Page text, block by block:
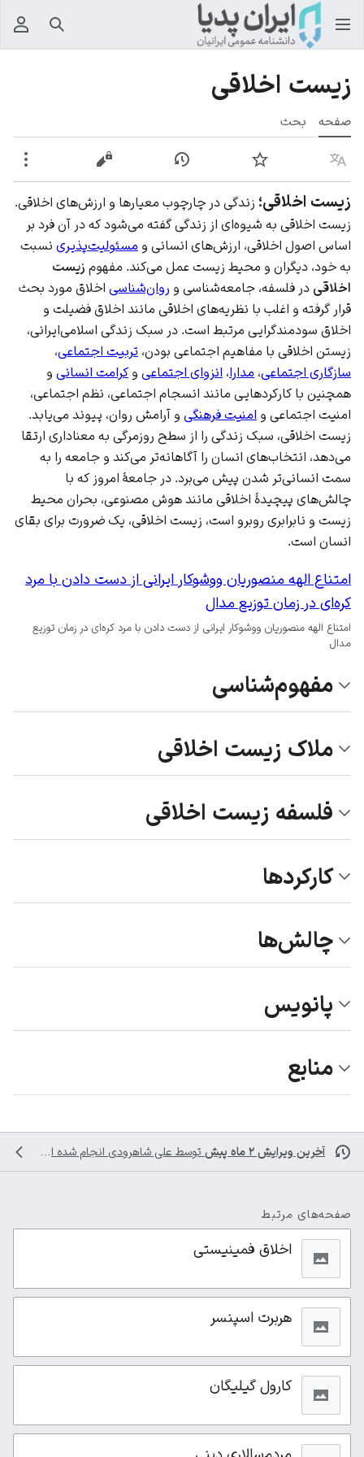
جستجو
زیست اخلاقی
صفحه بحث
زبان پیگیری نمایش تاریخچهنمایش مبدأ
زیست اخلاقی؛ زندگی در چارچوب معیارها و ارزش‌های اخلاقی.
زیست اخلاقی به شیوه‌ای از زندگی گفته می‌شود که در آن فرد بر
اساس اصول اخلاقی، ارزش‌های انسانی و مسئولیت‌پذیری نسبت
به خود، دیگران و محیط زیست عمل می‌کند. مفهوم زیست
اخلاقی در فلسفه، جامعه‌شناسی و روان‌شناسی اخلاق مورد بحث
قرار گرفته و اغلب با نظریه‌های اخلاقی مانند اخلاق فضیلت و
اخلاق سودمندگرایی مرتبط است. در سبک زندگی اسلامی‌ایرانی،
زیستن اخلاقی با مفاهیم اجتماعی بودن، تربیت اجتماعی،
سازگاری اجتماعی، مدارا، انزوای اجتماعی و کرامت انسانی و
همچنین با کارکردهایی مانند انسجام اجتماعی، نظم اجتماعی،
امنیت اجتماعی و امنیت فرهنگی و آرامش روان، پیوند می‌یابد.
زیست اخلاقی، سبک زندگی را از سطح روزمرگی به معناداری ارتقا
می‌دهد، انتخاب‌های انسان را آگاهانه‌تر می‌کند و جامعه را به
سمت انسانی‌تر شدن پیش می‌برد. در جامعهٔ امروز که با
چالش‌های پیچیدهٔ اخلاقی مانند هوش مصنوعی، بحران محیط
زیست و نابرابری روبرو است، زیست اخلاقی، یک ضرورت برای بقای
انسان است.
امتناع الهه منصوریان ووشوکار ایرانی از دست دادن با مرد
کره‌ای در زمان توزیع مدال
امتناع الهه منصوریان ووشوکار ایرانی از دست دادن با مرد کره‌ای در زمان توزیع
مدال
مفهوم‌شناسی
ملاک زیست اخلاقی
فلسفه زیست اخلاقی
کارکردها
چالش‌ها
پانویس
منابع
آخرین ویرایش ۲ ماه پیش توسط علی شاهرودی انجام شده است
صفحه‌های مرتبط
اخلاق فمینیستی
هربرت اسپنسر
کارول گیلیگان
مردم‌سالاری دینی